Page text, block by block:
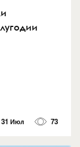
31 Июл 73